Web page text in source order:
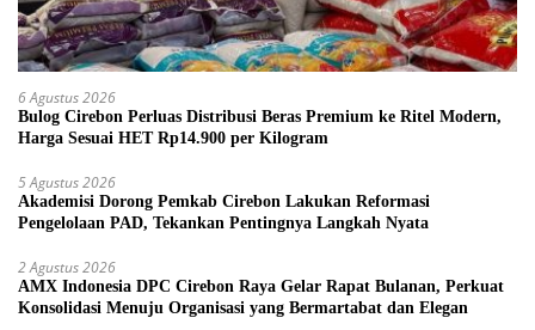
6 Agustus 2026
Bulog Cirebon Perluas Distribusi Beras Premium ke Ritel Modern,
Harga Sesuai HET Rp14.900 per Kilogram
5 Agustus 2026
Akademisi Dorong Pemkab Cirebon Lakukan Reformasi
Pengelolaan PAD, Tekankan Pentingnya Langkah Nyata
2 Agustus 2026
AMX Indonesia DPC Cirebon Raya Gelar Rapat Bulanan, Perkuat
Konsolidasi Menuju Organisasi yang Bermartabat dan Elegan